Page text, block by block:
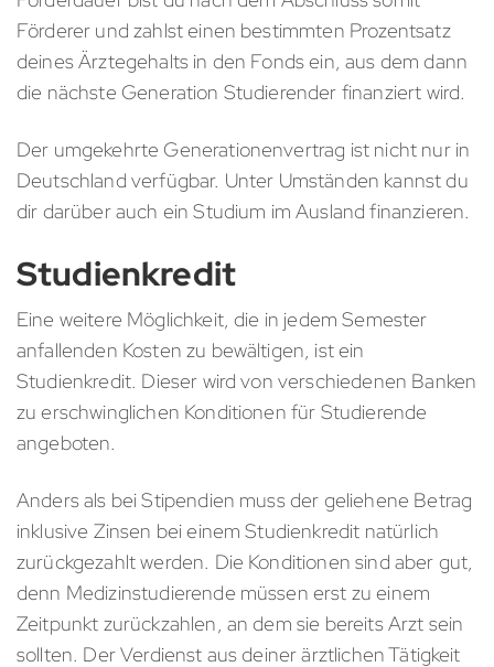
Förderer und zahlst einen bestimmten Prozentsatz
deines Ärztegehalts in den Fonds ein, aus dem dann
die nächste Generation Studierender finanziert wird.
Der umgekehrte Generationenvertrag ist nicht nur in
Deutschland verfügbar. Unter Umständen kannst du
dir darüber auch ein Studium im Ausland finanzieren.
Studienkredit
Eine weitere Möglichkeit, die in jedem Semester
anfallenden Kosten zu bewältigen, ist ein
Studienkredit. Dieser wird von verschiedenen Banken
zu erschwinglichen Konditionen für Studierende
angeboten.
Anders als bei Stipendien muss der geliehene Betrag
inklusive Zinsen bei einem Studienkredit natürlich
zurückgezahlt werden. Die Konditionen sind aber gut,
denn Medizinstudierende müssen erst zu einem
Zeitpunkt zurückzahlen, an dem sie bereits Arzt sein
sollten. Der Verdienst aus deiner ärztlichen Tätigkeit